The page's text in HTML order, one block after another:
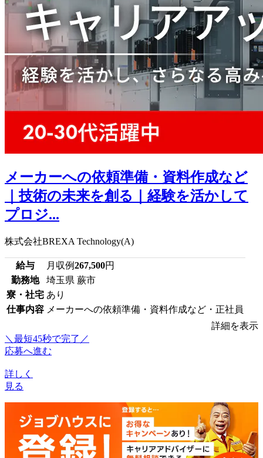
メーカーへの依頼準備・資料作成など
｜技術の未来を創る｜経験を活かして
プロジ...
株式会社BREXA Technology(A)
給与 月収例267,500円
勤務地
埼玉県 蕨市
寮・社宅 あり
仕事内容 メーカーへの依頼準備・資料作成など・正社員
詳細を表示
＼最短45秒で完了／
応募へ進む
詳しく
見る